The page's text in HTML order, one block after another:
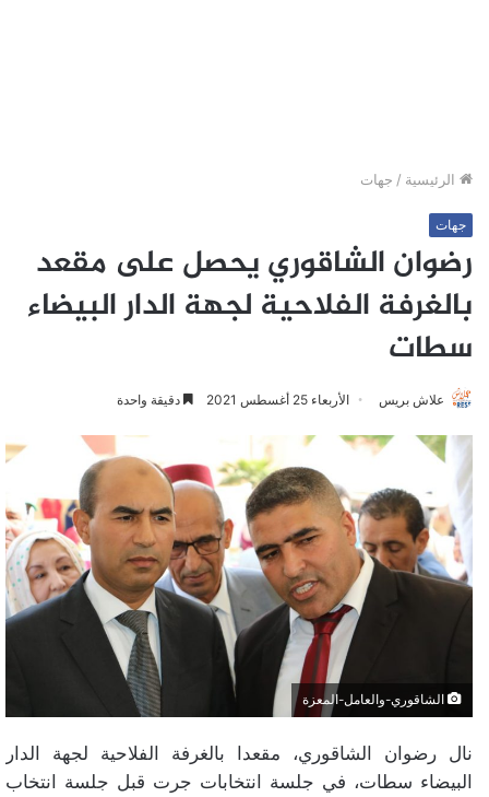
الرئيسية / جهات
جهات
رضوان الشاقوري يحصل على مقعد
بالغرفة الفلاحية لجهة الدار البيضاء
سطات
علاش بريس الأربعاء 25 أغسطس 2021 دقيقة واحدة
الشاقوري-والعامل-المعزة
نال رضوان الشاقوري، مقعدا بالغرفة الفلاحية لجهة الدار
البيضاء سطات، في جلسة انتخابات جرت قبل جلسة انتخاب